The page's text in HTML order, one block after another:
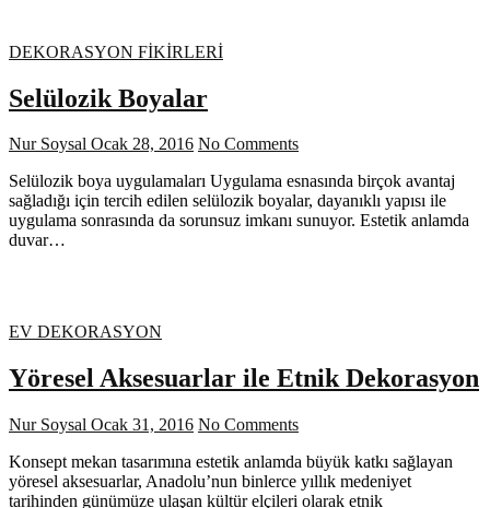
DEKORASYON FİKİRLERİ
Selülozik Boyalar
Nur Soysal Ocak 28, 2016 No Comments
Selülozik boya uygulamaları Uygulama esnasında birçok avantaj
sağladığı için tercih edilen selülozik boyalar, dayanıklı yapısı ile
uygulama sonrasında da sorunsuz imkanı sunuyor. Estetik anlamda
duvar…
EV DEKORASYON
Yöresel Aksesuarlar ile Etnik Dekorasyon
Nur Soysal Ocak 31, 2016 No Comments
Konsept mekan tasarımına estetik anlamda büyük katkı sağlayan
yöresel aksesuarlar, Anadolu’nun binlerce yıllık medeniyet
tarihinden günümüze ulaşan kültür elçileri olarak etnik